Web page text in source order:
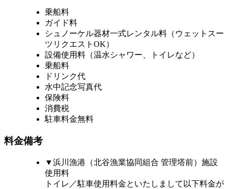
乗船料
ガイド料
シュノーケル器材一式レンタル料（ウェットスー
ツリクエストOK）
設備使用料（温水シャワー、トイレなど）
乗船料
ドリンク代
水中記念写真代
保険料
消費税
駐車料金無料
料金備考
▼浜川漁港（北谷漁業協同組合 管理塔前）施設
使用料
トイレ／駐車使用料金といたしまして以下料金が